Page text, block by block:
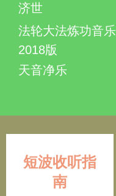
济世
法轮大法炼功音乐
2018版
天音净乐
短波收听指
南